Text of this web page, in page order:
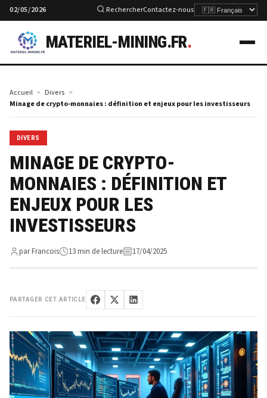
02/05/2026 RechercherContactez-nous
MATERIEL-MINING.FR.
Accueil
Divers
Minage de crypto-monnaies : définition et enjeux pour les investisseurs
DIVERS
MINAGE DE CRYPTO-
MONNAIES : DÉFINITION ET
ENJEUX POUR LES
INVESTISSEURS
par Francois 13 min de lecture 17/04/2025
PARTAGER CET ARTICLE